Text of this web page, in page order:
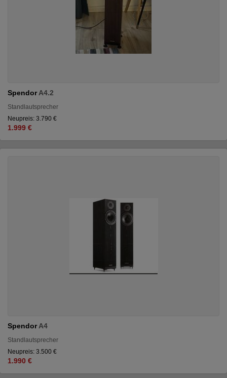
SpendorA4.2
Standlautsprecher
Neupreis: 3.790 €
1.999 €
SpendorA4
Standlautsprecher
Neupreis: 3.500 €
1.990 €